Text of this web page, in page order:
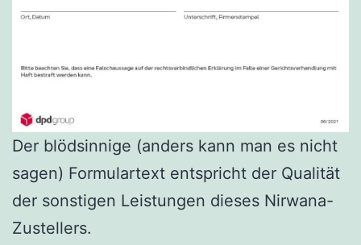
Der blödsinnige (anders kann man es nicht
sagen) Formulartext entspricht der Qualität
der sonstigen Leistungen dieses Nirwana-
Zustellers.